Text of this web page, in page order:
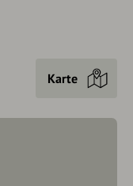
Karte